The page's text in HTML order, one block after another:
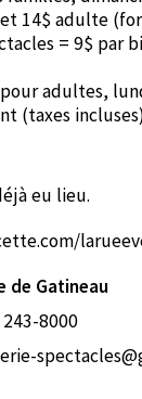
14$ adulte
= 9$ par
adultes,
(taxes
eu lieu.
de Gatineau
8000